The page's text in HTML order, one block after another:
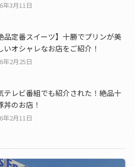
年3月11日
品定番スイーツ】十勝でプリンが美
いオシャレなお店をご紹介！
年2月25日
テレビ番組でも紹介された！絶品十
丼のお店！
年2月11日